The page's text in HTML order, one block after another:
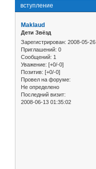
вступление
Maklaud
Дети Звёзд
Зарегистрирован: 2008-05-26
Приглашений: 0
Сообщений: 1
Уважение: [+0/-0]
Позитив: [+0/-0]
Провел на форуме:
Не определено
Последний визит:
2008-06-13 01:35:02